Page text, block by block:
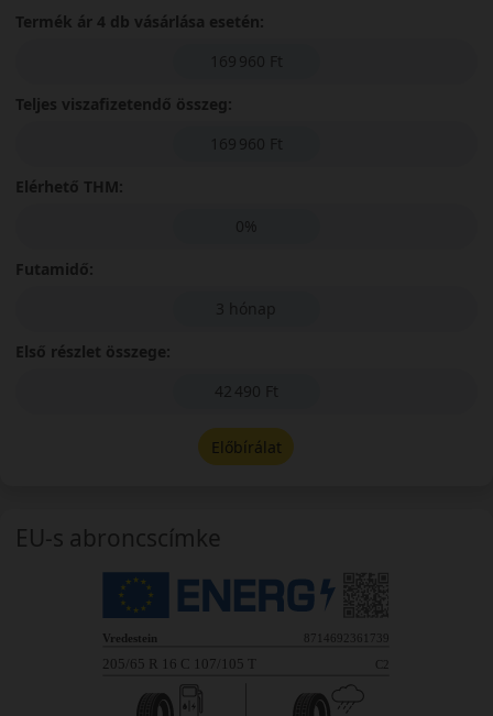
Termék ár 4 db vásárlása esetén:
169 960 Ft
Teljes viszafizetendő összeg:
169 960 Ft
Elérhető THM:
0%
Futamidő:
3 hónap
Első részlet összege:
42 490 Ft
Előbírálat
EU-s abroncscímke